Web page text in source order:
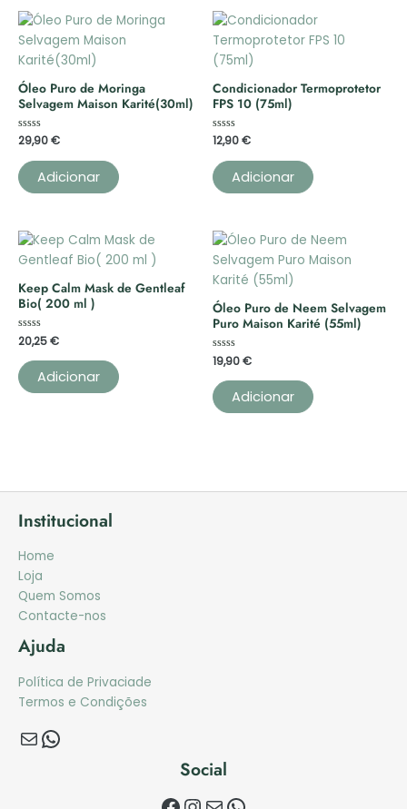
Óleo Puro de Moringa
Selvagem Maison Karité(30ml)
Avaliação
5
29,90€
Adicionar
Condicionador Termoprotetor
FPS 10 (75ml)
Avaliação
5
12,90€
Adicionar
Keep Calm Mask de Gentleaf
Bio( 200 ml )
Avaliação
0
de
5
20,25€
Adicionar
Óleo Puro de Neem Selvagem
Puro Maison Karité (55ml)
Avaliação
0
de
5
19,90€
Adicionar
Institucional
Home
Loja
Quem Somos
Contacte-nos
Ajuda
Política de Privaciade
Termos e Condições
Social